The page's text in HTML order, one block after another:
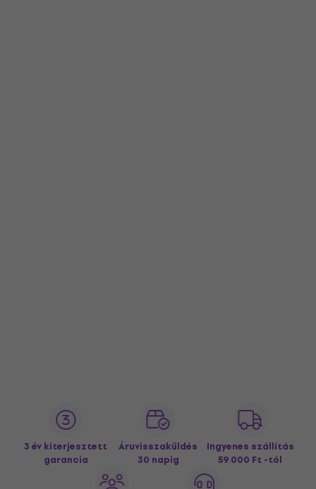
3 év kiterjesztett
garancia
Áruvisszaküldés
30 napig
Ingyenes szállítás
59 000 Ft -tól